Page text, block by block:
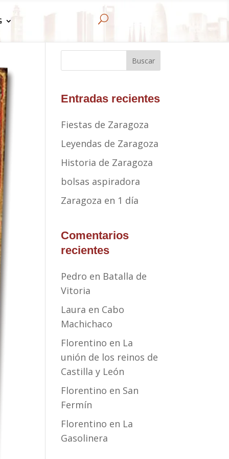
U
Buscar
Entradas recientes
Fiestas de Zaragoza
Leyendas de Zaragoza
Historia de Zaragoza
bolsas aspiradora
Zaragoza en 1 día
Comentarios
recientes
Pedro en Batalla de
Vitoria
Laura en Cabo
Machichaco
Florentino en La
unión de los reinos de
Castilla y León
Florentino en San
Fermín
Florentino en La
Gasolinera